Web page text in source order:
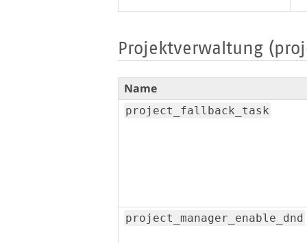
Projektverwaltung
Name
project_fallback_task
project_manager_enable_dnd